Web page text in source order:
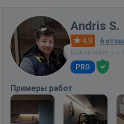
Andris S.
4.9 · 6
Был на сайте: 2 ч.
PRO
Примеры работ